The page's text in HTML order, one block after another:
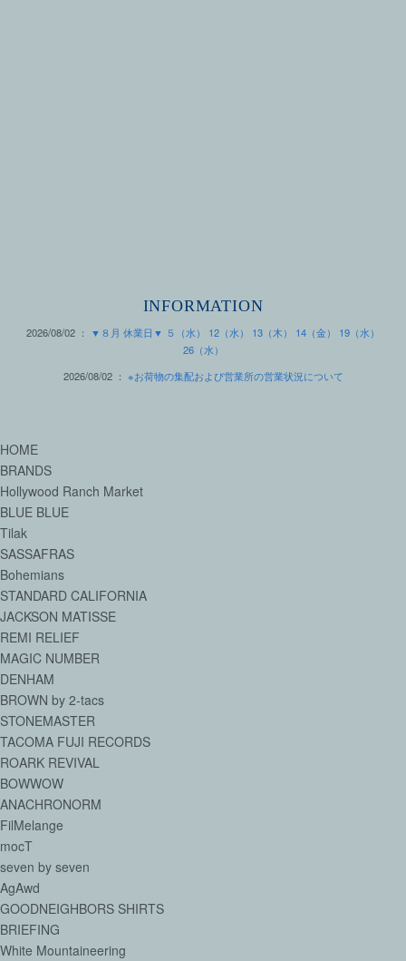
INFORMATION
2026/08/02 ：
▼８月 休業日▼ ５（水） 12（水） 13（木） 14（金） 19（水）
26（水）
2026/08/02 ： ※お荷物の集配および営業所の営業状況について
HOME
BRANDS
Hollywood Ranch Market
BLUE BLUE
Tilak
SASSAFRAS
Bohemians
STANDARD CALIFORNIA
JACKSON MATISSE
REMI RELIEF
MAGIC NUMBER
DENHAM
BROWN by 2-tacs
STONEMASTER
TACOMA FUJI RECORDS
ROARK REVIVAL
BOWWOW
ANACHRONORM
FilMelange
mocT
seven by seven
AgAwd
GOODNEIGHBORS SHIRTS
BRIEFING
White Mountaineering